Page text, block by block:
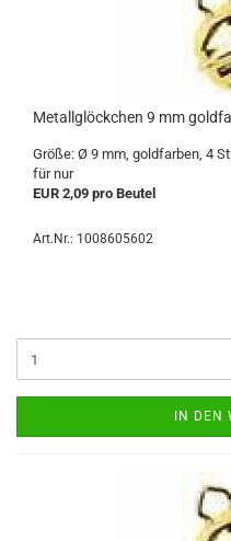
Metallglöckchen 9 mm
Größe: Ø 9 mm, goldfarben, 4
für nur
EUR 2,09 pro Beutel
Art.Nr.: 1008605602
IN DEN